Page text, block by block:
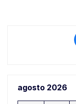
agosto 2026